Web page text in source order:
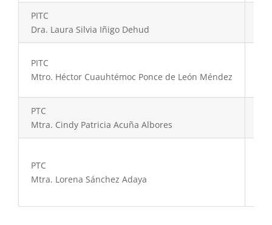
PITC
Dra. Laura Silvia Iñigo Dehud
PITC
Mtro. Héctor Cuauhtémoc Ponce de León Méndez
PTC
Mtra. Cindy Patricia Acuña Albores
PTC
Mtra. Lorena Sánchez Adaya